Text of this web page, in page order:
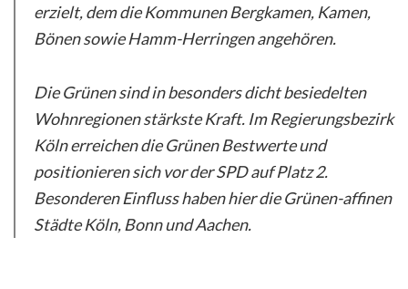
erzielt, dem die Kommunen Bergkamen, Kamen,
Bönen sowie Hamm-Herringen angehören.
Die Grünen sind in besonders dicht besiedelten
Wohnregionen stärkste Kraft. Im Regierungsbezirk
Köln erreichen die Grünen Bestwerte und
positionieren sich vor der SPD auf Platz 2.
Besonderen Einfluss haben hier die Grünen-affinen
Städte Köln, Bonn und Aachen.